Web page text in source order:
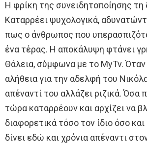
Η φρίκη της συνειδητοποίησης τη
Καταρρέει ψυχολογικά,
πως ο άνθρωπος που
ένα τέρας. Η αποκάλυψη φτάνει
Θάλεια, σύμφωνα με το MyTv. Όταν
αλήθεια για την αδελφή του
απέναντί του αλλάζει ριζικά. Όσα
τώρα καταρρέουν και αρχίζει να
διαφορετικά τόσο τον ίδιο όσο
δίνει εδώ και χρόνια απέναντι